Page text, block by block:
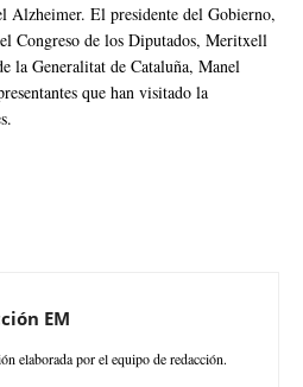
Alzheimer. El presidente del Gobierno,
Congreso de los Diputados, Meritxell
la Generalitat de Cataluña, Manel
que han visitado la
EM
elaborada por el equipo de redacción.